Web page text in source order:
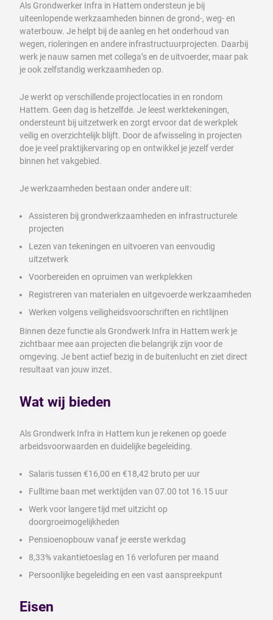
Als Grondwerker Infra in Hattem ondersteun je bij
uiteenlopende werkzaamheden binnen de grond-, weg- en
waterbouw. Je helpt bij de aanleg en het onderhoud van
wegen, rioleringen en andere infrastructuurprojecten. Daarbij
werk je nauw samen met collega’s en de uitvoerder, maar pak
je ook zelfstandig werkzaamheden op.
Je werkt op verschillende projectlocaties in en rondom
Hattem. Geen dag is hetzelfde. Je leest werktekeningen,
ondersteunt bij uitzetwerk en zorgt ervoor dat de werkplek
veilig en overzichtelijk blijft. Door de afwisseling in projecten
doe je veel praktijkervaring op en ontwikkel je jezelf verder
binnen het vakgebied.
Je werkzaamheden bestaan onder andere uit:
Assisteren bij grondwerkzaamheden en infrastructurele
projecten
Lezen van tekeningen en uitvoeren van eenvoudig
uitzetwerk
Voorbereiden en opruimen van werkplekken
Registreren van materialen en uitgevoerde werkzaamheden
Werken volgens veiligheidsvoorschriften en richtlijnen
Binnen deze functie als Grondwerk Infra in Hattem werk je
zichtbaar mee aan projecten die belangrijk zijn voor de
omgeving. Je bent actief bezig in de buitenlucht en ziet direct
resultaat van jouw inzet.
Wat wij bieden
Als Grondwerk Infra in Hattem kun je rekenen op goede
arbeidsvoorwaarden en duidelijke begeleiding.
Salaris tussen €16,00 en €18,42 bruto per uur
Fulltime baan met werktijden van 07.00 tot 16.15 uur
Werk voor langere tijd met uitzicht op
doorgroeimogelijkheden
Pensioenopbouw vanaf je eerste werkdag
8,33% vakantietoeslag en 16 verlofuren per maand
Persoonlijke begeleiding en een vast aanspreekpunt
Eisen